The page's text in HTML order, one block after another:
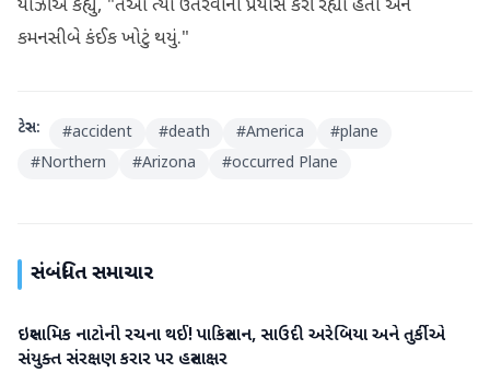
યાઝીએ કહ્યું, "તેઓ ત્યાં ઉતરવાનો પ્રયાસ કરી રહ્યા હતા અને
કમનસીબે કંઈક ખોટું થયું."
ટેગ્સ: #accident #death #America #plane
#Northern #Arizona #occurred Plane
સંબંધિત સમાચાર
આંતરરાષ્ટ્રીય
ઇસ્લામિક નાટોની રચના થઈ! પાકિસ્તાન, સાઉદી અરેબિયા અને તુર્કીએ
સંયુક્ત સંરક્ષણ કરાર પર હસ્તાક્ષર